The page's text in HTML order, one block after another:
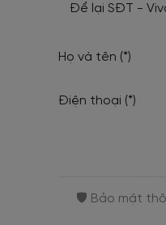
Để lại SĐT -
Họ và tên (*)
Điện thoại (*)